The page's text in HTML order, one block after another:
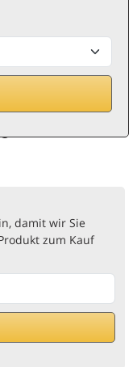
damit wir Sie
zum Kauf